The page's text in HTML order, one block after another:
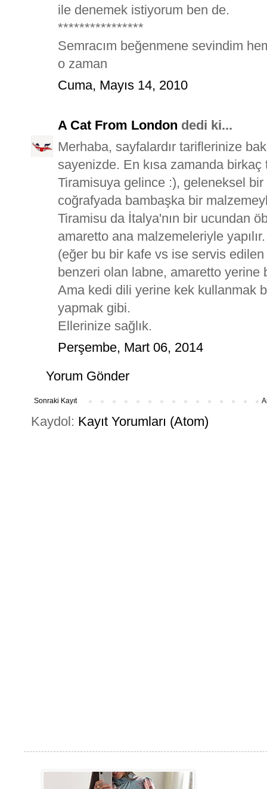
ile denemek istiyorum ben de.
****************
Semracım beğenmene sevindim
o zaman
Cuma, Mayıs 14, 2010
A Cat From London dedi ki...
Merhaba, sayfalardır tariflerinize
sayenizde. En kısa zamanda
Tiramisuya gelince :), geleneksel
coğrafyada bambaşka bir
Tiramisu da İtalya'nın bir ucundan
amaretto ana malzemeleriyle
(eğer bu bir kafe vs ise servis
benzeri olan labne, amaretto yerine
Ama kedi dili yerine kek kullanmak
yapmak gibi.
Ellerinize sağlık.
Perşembe, Mart 06, 2014
Yorum Gönder
Sonraki Kayıt
Kaydol: Kayıt Yorumları (Atom)